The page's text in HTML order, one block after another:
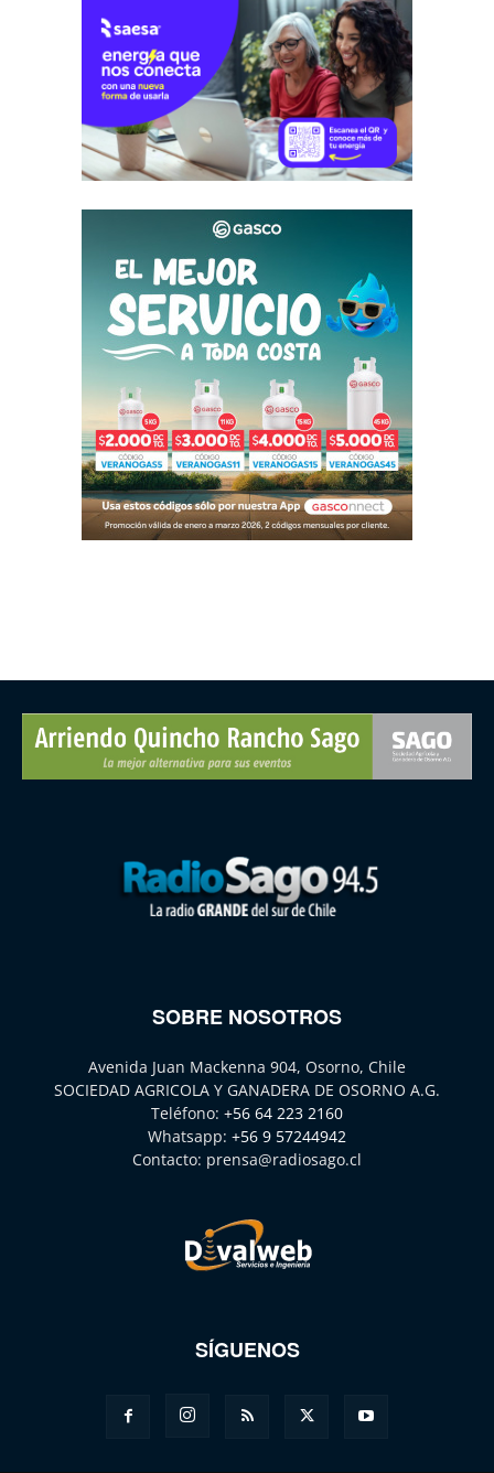
SOBRE NOSOTROS
Avenida Juan Mackenna 904, Osorno, Chile
SOCIEDAD AGRICOLA Y GANADERA DE OSORNO A.G.
Teléfono: +56 64 223 2160
Whatsapp: +56 9 57244942
Contacto: prensa@radiosago.cl
SÍGUENOS